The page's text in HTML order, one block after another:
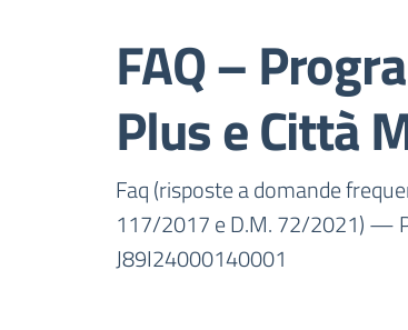
FAQ –
Plus e Città
Dettagli della
Faq (risposte a domande
117/2017 e D.M. 72/2021) —
J89I24000140001